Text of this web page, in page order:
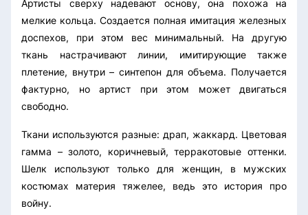
Артисты сверху надевают основу, она похожа на
мелкие кольца. Создается полная имитация железных
доспехов, при этом вес минимальный. На другую
ткань настрачивают линии, имитирующие также
плетение, внутри – синтепон для объема. Получается
фактурно, но артист при этом может двигаться
свободно.
Ткани используются разные: драп, жаккард. Цветовая
гамма – золото, коричневый, терракотовые оттенки.
Шелк используют только для женщин, в мужских
костюмах материя тяжелее, ведь это история про
войну.